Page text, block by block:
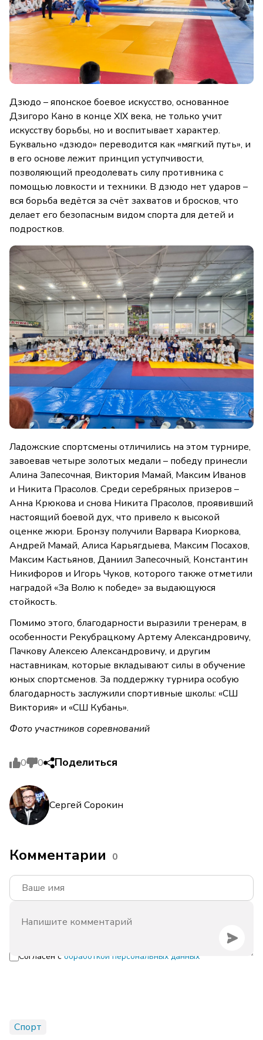
Дзюдо – японское боевое искусство, основанное
Дзигоро Кано в конце XIX века, не только учит
искусству борьбы, но и воспитывает характер.
Буквально «дзюдо» переводится как «мягкий путь», и
в его основе лежит принцип уступчивости,
позволяющий преодолевать силу противника с
помощью ловкости и техники. В дзюдо нет ударов –
вся борьба ведётся за счёт захватов и бросков, что
делает его безопасным видом спорта для детей и
подростков.
Ладожские спортсмены отличились на этом турнире,
завоевав четыре золотых медали – победу принесли
Алина Запесочная, Виктория Мамай, Максим Иванов
и Никита Прасолов. Среди серебряных призеров –
Анна Крюкова и снова Никита Прасолов, проявивший
настоящий боевой дух, что привело к высокой
оценке жюри. Бронзу получили Варвара Киоркова,
Андрей Мамай, Алиса Карьягдыева, Максим Посахов,
Максим Кастьянов, Даниил Запесочный, Константин
Никифоров и Игорь Чуков, которого также отметили
наградой «За Волю к победе» за выдающуюся
стойкость.
Помимо этого, благодарности выразили тренерам, в
особенности Рекубрацкому Артему Александровичу,
Пачкову Алексею Александровичу, и другим
наставникам, которые вкладывают силы в обучение
юных спортсменов. За поддержку турнира особую
благодарность заслужили спортивные школы: «СШ
Виктория» и «СШ Кубань».
Фото участников соревнований
0 0 Поделиться
Сергей Сорокин
Комментарии 0
Согласен с обработкой персональных данных
Спорт